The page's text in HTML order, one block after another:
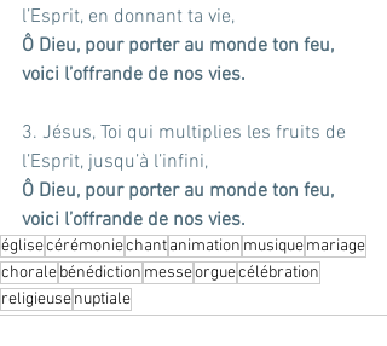
l’Esprit, en donnant ta vie,
Ô Dieu, pour porter au monde ton feu,
voici l’offrande de nos vies.
3. Jésus, Toi qui multiplies les fruits de
l’Esprit, jusqu’à l’infini,
Ô Dieu, pour porter au monde ton feu,
voici l’offrande de nos vies.
églisecérémoniechantanimation musiquemariage
choralebénédiction messeorguecélébration
religieusenuptiale